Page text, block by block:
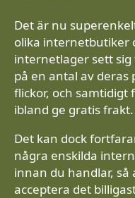
Det är nu
olika internetbutiker
internetlager sett
på en antal av deras
flickor, och samtidigt
ibland ge gratis frakt.
Det kan dock
några enskilda
innan du handlar,
acceptera det